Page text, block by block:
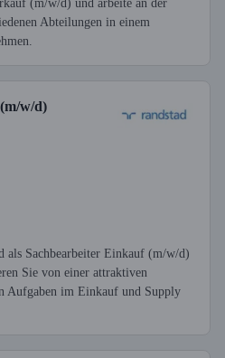
(m/w/d) und arbeite an der
Abteilungen in einem
w/d)
als Sachbearbeiter Einkauf (m/w/d)
Sie von einer attraktiven
Aufgaben im Einkauf und Supply